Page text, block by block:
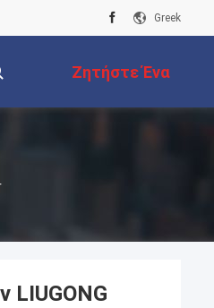
Greek
Ζητήστε Ένα
Απόσπασμα
LIUGONG